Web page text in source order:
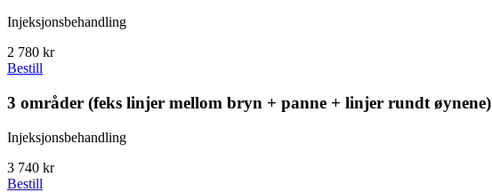
Injeksjonsbehandling
2 780 kr
Bestill
3 områder (feks linjer mellom bryn + panne + linjer rundt øynene)
Injeksjonsbehandling
3 740 kr
Bestill